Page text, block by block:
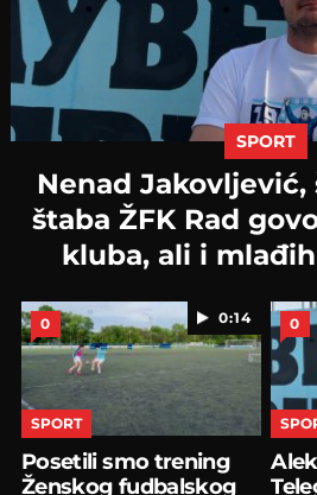
SPORT
Nenad
štaba ŽFK Rad
kluba, ali i
0:14
0
SPORT
Posetili smo trening
Ženskog fudbalskog
0